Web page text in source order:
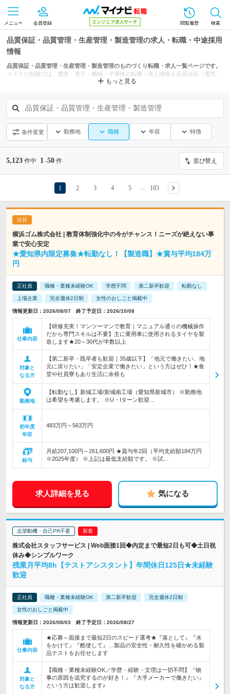
メニュー 会員登録 閲覧履歴 検索
品質保証・品質管理・生産管理・製造管理の求人・転職・中途採用
情報
品質保証・品質管理・生産管理・製造管理のものづくり転職・求人一覧ページです。
マイナビ転職では、電気・電子・機械・半導体の転職・求人情報を品質保証（電気・
電子・機械・半導体・材料系）、品質管理（電気・電子・機械・半導体・材料系）、
す。
もっと見る
品質保証・品質管理・生産管理・製造管理
条件変更 勤務地 職種 年収 特徴
5,123 件中 1 -50 件 並び替え
1 2 3 4 5 103
横浜ゴム株式会社 | 教育体制強化中の今がチャンス！ニーズが絶えない事
業で安心安定
★愛知県内限定募集★転勤なし！【製造職】★賞与平均184万
円
正社員 職種・業種未経験OK 学歴不問 第二新卒歓迎 転勤なし
上場企業 完全週休2日制 女性のおしごと掲載中
情報更新日：2026/08/07 終了予定日：2026/10/08
仕事内容
【研修充実！マンツーマンで教育｜マニュアル通りの機械操作
だから専門スキルは不要】主に乗用車に使用されるタイヤを製
造します★20～30代が半数以上
対象と
なる方
【第二新卒・既卒者も歓迎｜35歳以下】「地元で働きたい、地
元に戻りたい」「安定企業で働きたい」という方はぜひ！★食
堂や社員寮もあり生活に余裕も
勤務地
【転勤なし】新城工場/新城南工場（愛知県新城市） ※勤務地
は希望を考慮します。 ※U・Iターン歓迎…
初年度
年収
483万円～563万円
給与
月給207,100円～261,600円 ★賞与年2回（平均支給額184万円
※2025年度） ※上記は最低支給額です。 ※試…
求人詳細を見る 気になる
志望動機・自己PR不要
株式会社スタッフサービス | Web面接1回◆内定まで最短2日も可◆土日祝
休み◆シンプルワーク
残業月平均8h【テストアシスタント】年間休日125日★未経験
歓迎
正社員 職種・業種未経験OK 第二新卒歓迎 完全週休2日制
女性のおしごと掲載中
情報更新日：2026/08/03 終了予定日：2026/08/27
仕事内容
★応募～面接まで最短2日のスピード選考★『落として』『水
をかけて』『酷使して』…製品の安全性・耐久性を確かめる製
品テストをお任せします
対象と
なる方
【職種・業種未経験OK／学歴・経験・文理は一切不問】『物
事の原因を追究するのが好き！』『大手メーカーで働きたい』
という方は歓迎します♪